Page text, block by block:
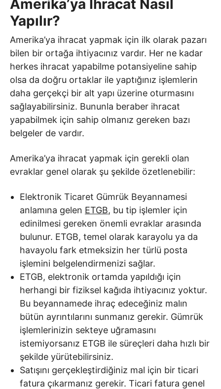
Amerika’ya İhracat Nasıl
Yapılır?
Amerika’ya ihracat yapmak için ilk olarak pazarı
bilen bir ortağa ihtiyacınız vardır. Her ne kadar
herkes ihracat yapabilme potansiyeline sahip
olsa da doğru ortaklar ile yaptığınız işlemlerin
daha gerçekçi bir alt yapı üzerine oturmasını
sağlayabilirsiniz. Bununla beraber ihracat
yapabilmek için sahip olmanız gereken bazı
belgeler de vardır.
Amerika’ya ihracat yapmak için gerekli olan
evraklar genel olarak şu şekilde özetlenebilir:
Elektronik Ticaret Gümrük Beyannamesi
anlamına gelen ETGB, bu tip işlemler için
edinilmesi gereken önemli evraklar arasında
bulunur. ETGB, temel olarak karayolu ya da
havayolu fark etmeksizin her türlü posta
işlemini belgelendirmenizi sağlar.
ETGB, elektronik ortamda yapıldığı için
herhangi bir fiziksel kağıda ihtiyacınız yoktur.
Bu beyannamede ihraç edeceğiniz malın
bütün ayrıntılarını sunmanız gerekir. Gümrük
işlemlerinizin sekteye uğramasını
istemiyorsanız ETGB ile süreçleri daha hızlı bir
şekilde yürütebilirsiniz.
Satışını gerçekleştirdiğiniz mal için bir ticari
fatura çıkarmanız gerekir. Ticari fatura genel